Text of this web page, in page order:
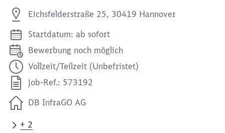
Eichsfelderstraße 25, 30419 Hannover
Startdatum: ab sofort
Bewerbung noch möglich
Vollzeit/Teilzeit (Unbefristet)
Job-Ref.: 573192
DB InfraGO AG
+ 2